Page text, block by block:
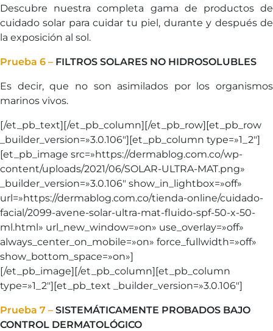
Descubre nuestra completa gama de productos de
cuidado solar para cuidar tu piel, durante y después de
la exposición al sol.
Prueba 6 – FILTROS SOLARES NO HIDROSOLUBLES
Es decir, que no son asimilados por los organismos
marinos vivos.
[/et_pb_text][/et_pb_column][/et_pb_row][et_pb_row
_builder_version=»3.0.106″][et_pb_column type=»1_2″]
[et_pb_image src=»https://dermablog.com.co/wp-
content/uploads/2021/06/SOLAR-ULTRA-MAT.png»
_builder_version=»3.0.106″ show_in_lightbox=»off»
url=»https://dermablog.com.co/tienda-online/cuidado-
facial/2099-avene-solar-ultra-mat-fluido-spf-50-x-50-
ml.html» url_new_window=»on» use_overlay=»off»
always_center_on_mobile=»on» force_fullwidth=»off»
show_bottom_space=»on»]
[/et_pb_image][/et_pb_column][et_pb_column
type=»1_2″][et_pb_text _builder_version=»3.0.106″]
Prueba 7 – SISTEMÁTICAMENTE PROBADOS BAJO
CONTROL DERMATOLÓGICO